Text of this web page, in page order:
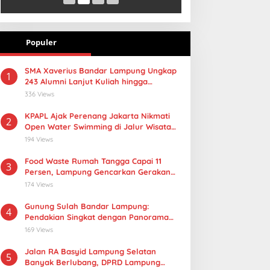
Populer
1
SMA Xaverius Bandar Lampung Ungkap
243 Alumni Lanjut Kuliah hingga
Mancanegara
336 Views
2
KPAPL Ajak Perenang Jakarta Nikmati
Open Water Swimming di Jalur Wisata
Lampung
194 Views
3
Food Waste Rumah Tangga Capai 11
Persen, Lampung Gencarkan Gerakan
Selamatan Pangan
174 Views
4
Gunung Sulah Bandar Lampung:
Pendakian Singkat dengan Panorama
Kota yang Memukau
169 Views
5
Jalan RA Basyid Lampung Selatan
Banyak Berlubang, DPRD Lampung